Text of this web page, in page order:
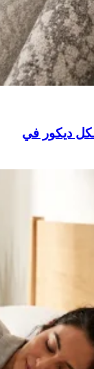
ديكور في